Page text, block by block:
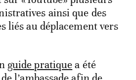
ainsi que des
liés au déplacement vers
guide pratiquea été